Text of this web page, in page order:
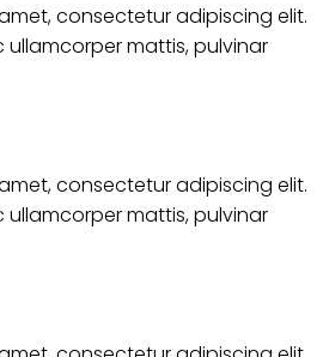
consectetur adipiscing elit.
ullamcorper mattis, pulvinar
consectetur adipiscing elit.
ullamcorper mattis, pulvinar